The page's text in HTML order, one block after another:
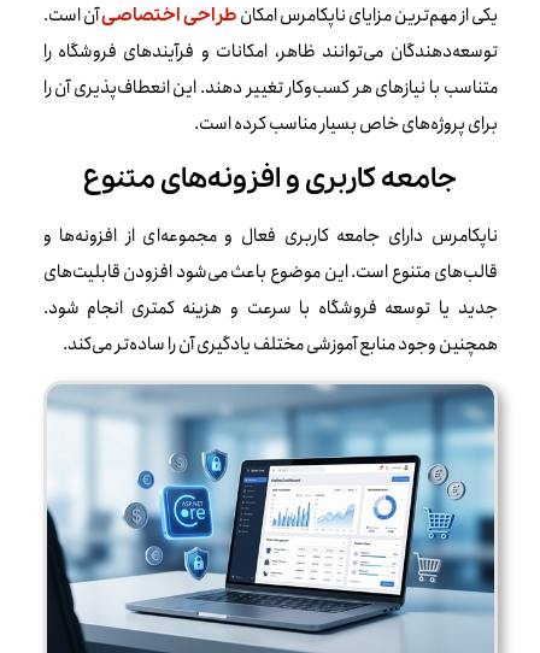
یکی از مهم‌ترین مزایای ناپکامرس امکانطراحی اختصاصیآن است.
توسعه‌دهندگان می‌توانند ظاهر، امکانات و فرآیندهای فروشگاه را
متناسب با نیازهای هر کسب‌وکار تغییر دهند. این انعطاف‌پذیری آن را
برای پروژه‌های خاص بسیار مناسب کرده است.
جامعه کاربری و افزونه‌های متنوع
ناپکامرس دارای جامعه کاربری فعال و مجموعه‌ای از افزونه‌ها و
قالب‌های متنوع است. این موضوع باعث می‌شود افزودن قابلیت‌های
جدید یا توسعه فروشگاه با سرعت و هزینه کمتری انجام شود.
همچنین وجود منابع آموزشی مختلف یادگیری آن را ساده‌تر می‌کند.